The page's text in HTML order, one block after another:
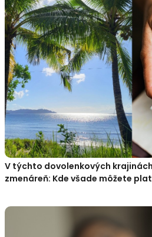
V týchto dovolenkových
zmenáreň: Kde všade môžete